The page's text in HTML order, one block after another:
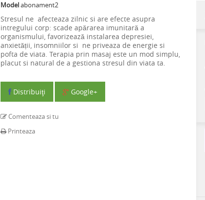
Modelabonament2
Stresul ne afecteaza zilnic si are efecte asupra
intregului corp: scade apărarea imunitară a
organismului, favorizează instalarea depresiei,
anxietății, insomniilor si ne priveaza de energie si
pofta de viata. Terapia prin masaj este un mod simplu,
placut si natural de a gestiona stresul din viata ta.
Distribuiţi Google+
Comenteaza si tu
Printeaza